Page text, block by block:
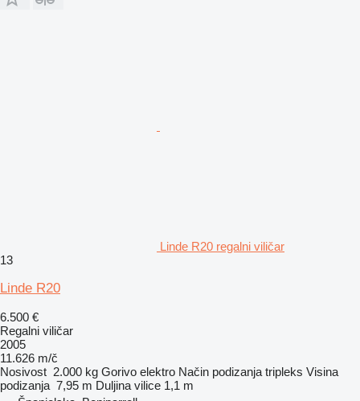
Linde R20 regalni viličar
13
Linde R20
6.500 €
Regalni viličar
2005
11.626 m/č
Nosivost 2.000 kg Gorivo elektro Način podizanja tripleks Visina
podizanja 7,95 m Duljina vilice 1,1 m